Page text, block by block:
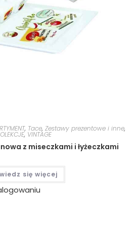
, Tace, Zestawy prezentowe i inne,
, VINTAGE
z miseczkami i łyżeczkami
się więcej